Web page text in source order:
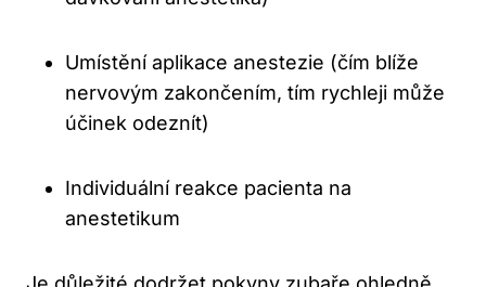
Umístění aplikace anestezie (čím blíže
nervovým zakončením, tím rychleji může
účinek odeznít)
Individuální reakce pacienta na
anestetikum